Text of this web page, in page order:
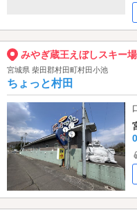
みやぎ蔵王えぼしスキー
宮城県 柴田郡村田町村田小池
ちょっと村田